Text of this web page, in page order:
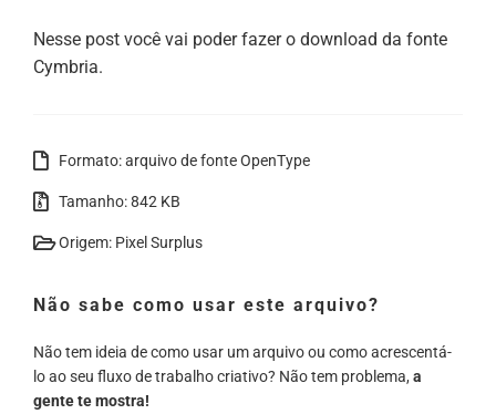
Nesse post você vai poder fazer o download da fonte
Cymbria.
Formato: arquivo de fonte OpenType
Tamanho: 842 KB
Origem: Pixel Surplus
Não sabe como usar este arquivo?
Não tem ideia de como usar um arquivo ou como acrescentá-
lo ao seu fluxo de trabalho criativo? Não tem problema, a
gente te mostra!